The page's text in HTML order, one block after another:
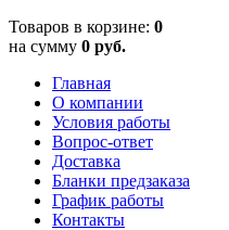
Товаров в корзине: 0
на сумму 0 руб.
Главная
О компании
Условия работы
Вопрос-ответ
Доставка
Бланки предзаказа
График работы
Контакты